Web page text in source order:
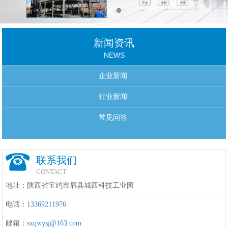
新闻资讯
NEWS
企业新闻
行业新闻
常见问答
联系我们
CONTACT
地址：陕西省宝鸡市眉县城西科技工业园
电话： 13369211976
邮箱：sxqwysj@163.com